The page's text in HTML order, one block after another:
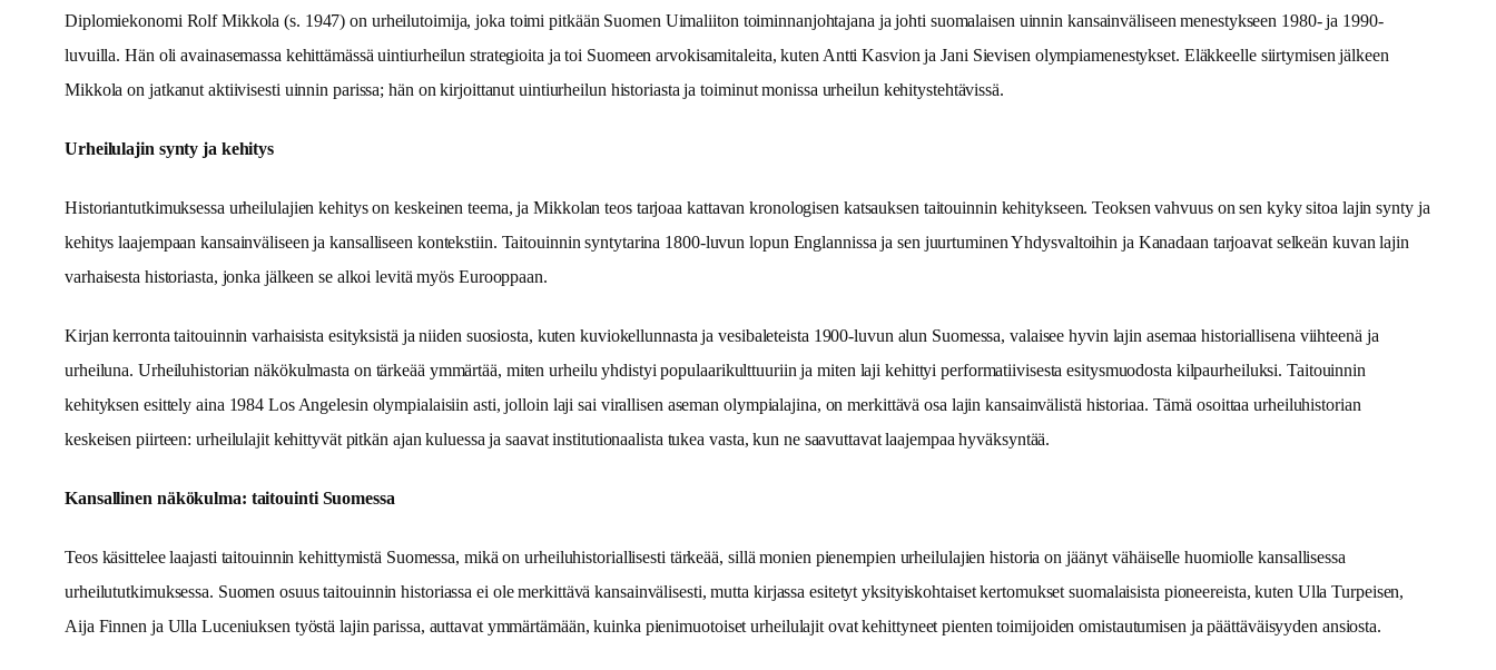
Diplomiekonomi Rolf Mikkola (s. 1947) on urheilutoimija, joka toimi pitkään Suomen Uimaliiton toiminnanjohtajana ja johti suomalaisen uinnin kansainväliseen menestykseen 1980- ja 1990-
luvuilla. Hän oli avainasemassa kehittämässä uintiurheilun strategioita ja toi Suomeen arvokisamitaleita, kuten Antti Kasvion ja Jani Sievisen olympiamenestykset. Eläkkeelle siirtymisen jälkeen
Mikkola on jatkanut aktiivisesti uinnin parissa; hän on kirjoittanut uintiurheilun historiasta ja toiminut monissa urheilun kehitystehtävissä.
Urheilulajin synty ja kehitys
Historiantutkimuksessa urheilulajien kehitys on keskeinen teema, ja Mikkolan teos tarjoaa kattavan kronologisen katsauksen taitouinnin kehitykseen. Teoksen vahvuus on sen kyky sitoa lajin synty ja
kehitys laajempaan kansainväliseen ja kansalliseen kontekstiin. Taitouinnin syntytarina 1800-luvun lopun Englannissa ja sen juurtuminen Yhdysvaltoihin ja Kanadaan tarjoavat selkeän kuvan lajin
varhaisesta historiasta, jonka jälkeen se alkoi levitä myös Eurooppaan.
Kirjan kerronta taitouinnin varhaisista esityksistä ja niiden suosiosta, kuten kuviokellunnasta ja vesibaleteista 1900-luvun alun Suomessa, valaisee hyvin lajin asemaa historiallisena viihteenä ja
urheiluna. Urheiluhistorian näkökulmasta on tärkeää ymmärtää, miten urheilu yhdistyi populaarikulttuuriin ja miten laji kehittyi performatiivisesta esitysmuodosta kilpaurheiluksi. Taitouinnin
kehityksen esittely aina 1984 Los Angelesin olympialaisiin asti, jolloin laji sai virallisen aseman olympialajina, on merkittävä osa lajin kansainvälistä historiaa. Tämä osoittaa urheiluhistorian
keskeisen piirteen: urheilulajit kehittyvät pitkän ajan kuluessa ja saavat institutionaalista tukea vasta, kun ne saavuttavat laajempaa hyväksyntää.
Kansallinen näkökulma: taitouinti Suomessa
Teos käsittelee laajasti taitouinnin kehittymistä Suomessa, mikä on urheiluhistoriallisesti tärkeää, sillä monien pienempien urheilulajien historia on jäänyt vähäiselle huomiolle kansallisessa
urheilututkimuksessa. Suomen osuus taitouinnin historiassa ei ole merkittävä kansainvälisesti, mutta kirjassa esitetyt yksityiskohtaiset kertomukset suomalaisista pioneereista, kuten Ulla Turpeisen,
Aija Finnen ja Ulla Luceniuksen työstä lajin parissa, auttavat ymmärtämään, kuinka pienimuotoiset urheilulajit ovat kehittyneet pienten toimijoiden omistautumisen ja päättäväisyyden ansiosta.